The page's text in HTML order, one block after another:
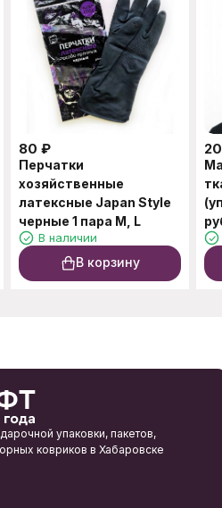
80 ₽
Перчатки
хозяйственные
латексные Japan Style
черные 1 пара M, L
В наличии
В корзину
упаковки, пакетов,
ковриков в Хабаровске